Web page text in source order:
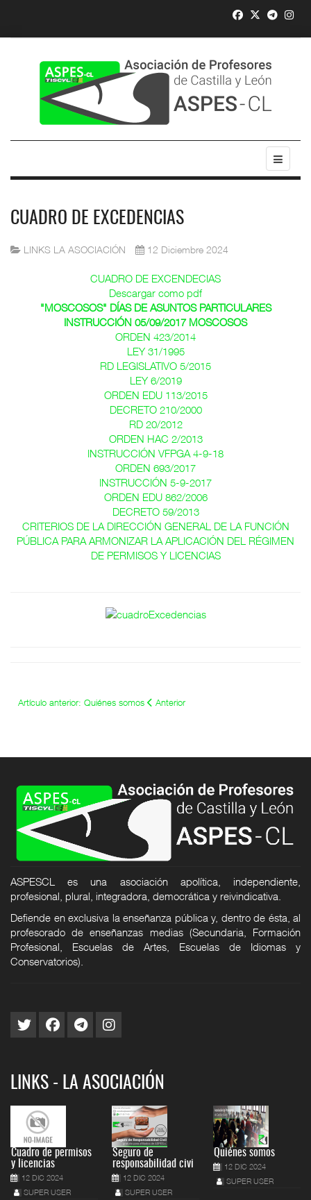
CUADRO DE EXCEDENCIAS
LINKS LA ASOCIACIÓN 12 Diciembre 2024
CUADRO DE EXCENDECIAS
Descargar como pdf
"MOSCOSOS" DÍAS DE ASUNTOS PARTICULARES
INSTRUCCIÓN 05/09/2017 MOSCOSOS
ORDEN 423/2014
LEY 31/1995
RD LEGISLATIVO 5/2015
LEY 6/2019
ORDEN EDU 113/2015
DECRETO 210/2000
RD 20/2012
ORDEN HAC 2/2013
INSTRUCCIÓN VFPGA 4-9-18
ORDEN 693/2017
INSTRUCCIÓN 5-9-2017
ORDEN EDU 862/2006
DECRETO 59/2013
CRITERIOS DE LA DIRECCIÓN GENERAL DE LA FUNCIÓN
PÚBLICA PARA ARMONIZAR LA APLICACIÓN DEL RÉGIMEN
DE PERMISOS Y LICENCIAS
Artículo anterior: Quiénes somos Anterior
ASPESCL es una asociación apolítica, independiente,
profesional, plural, integradora, democrática y reivindicativa.
Defiende en exclusiva la enseñanza pública y, dentro de ésta, al
profesorado de enseñanzas medias (Secundaria, Formación
Profesional, Escuelas de Artes, Escuelas de Idiomas y
Conservatorios).
LINKS - LA ASOCIACIÓN
Cuadro de permisos
y licencias
12 DIC 2024
SUPER USER
Seguro de
responsabilidad civi
12 DIC 2024
SUPER USER
Quiénes somos
12 DIC 2024
SUPER USER